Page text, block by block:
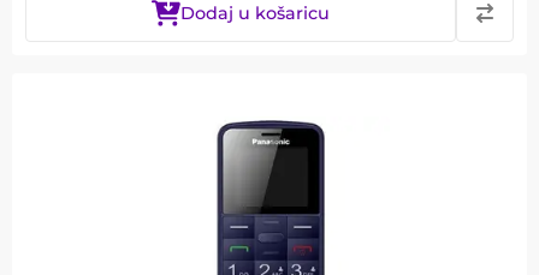
Dodaj u košaricu